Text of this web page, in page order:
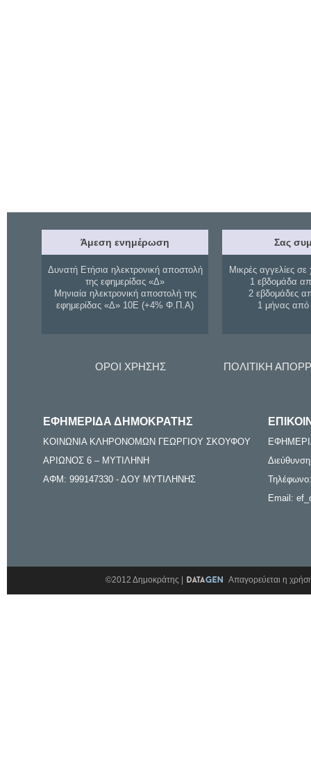
Άμεση ενημέρωση
Δυνατή Ετήσια ηλεκτρονική αποστολή
της εφημερίδας «Δ»
Μηνιαία ηλεκτρονική αποστολή της
εφημερίδας «Δ» 10Ε (+4% Φ.Π.Α)
Σας
Μικρές αγγελίες σε
1 εβδομάδα
2 εβδομάδες
1 μήνας
ΟΡΟΙ ΧΡΗΣΗΣ ΠΟΛΙΤΙΚΗ
ΕΦΗΜΕΡΙΔΑ ΔΗΜΟΚΡΑΤΗΣ
ΚΟΙΝΩΝΙΑ ΚΛΗΡΟΝΟΜΩΝ ΓΕΩΡΓΙΟΥ ΣΚΟΥΦΟΥ
ΑΡΙΩΝΟΣ 6 – ΜΥΤΙΛΗΝΗ
ΑΦΜ: 999147330 - ΔΟΥ ΜΥΤΙΛΗΝΗΣ
Email:
©2012 Δημοκράτης | Απαγορεύεται η